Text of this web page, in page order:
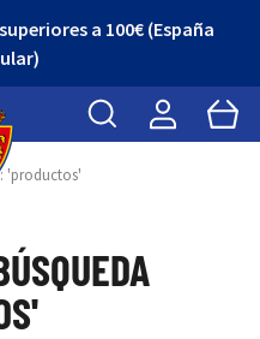
a 100€ (España
Buscar Cart
'productos'